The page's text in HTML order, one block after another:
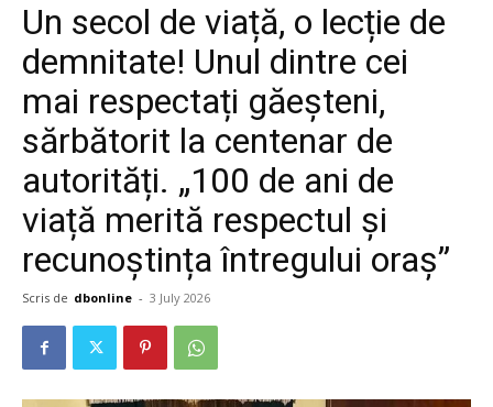
Un secol de viață, o lecție de
demnitate! Unul dintre cei
mai respectați găeșteni,
sărbătorit la centenar de
autorități. „100 de ani de
viață merită respectul și
recunoștința întregului oraș”
Scris de dbonline - 3 July 2026